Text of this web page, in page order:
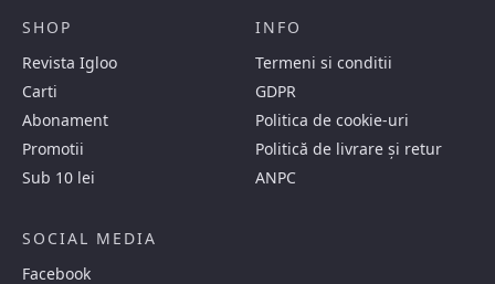
SHOP
Revista Igloo
Carti
Abonament
Promotii
Sub 10 lei
INFO
Termeni si conditii
GDPR
Politica de cookie-uri
Politică de livrare și retur
ANPC
SOCIAL MEDIA
Facebook